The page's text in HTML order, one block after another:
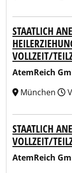
STAATLICH
VOLLZEIT/
AtemReich
München
STAATLICH
VOLLZEIT/
AtemReich